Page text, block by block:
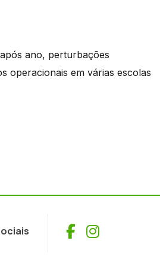
ano, perturbações
operacionais em várias escolas
Facebook
Instagram